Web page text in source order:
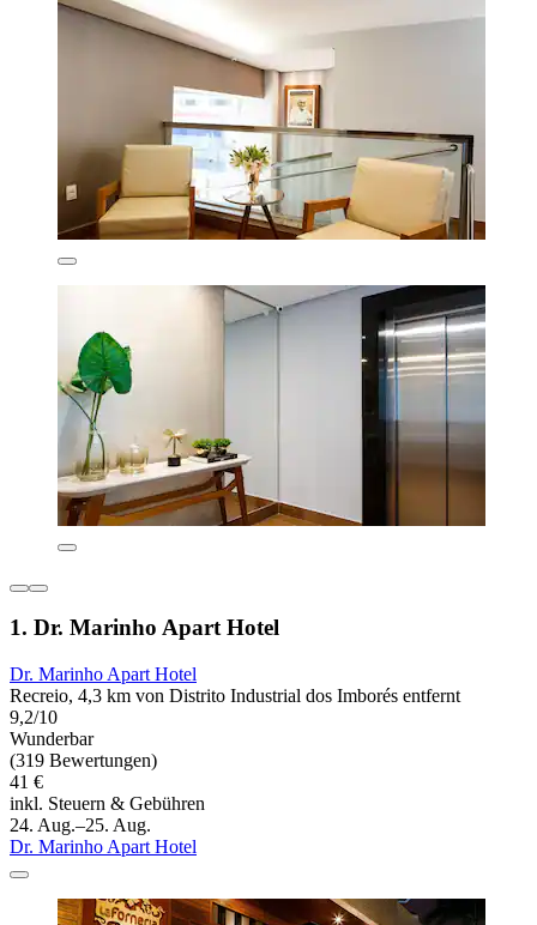
1. Dr. Marinho Apart Hotel
Dr. Marinho Apart Hotel
Recreio, 4,3 km von Distrito Industrial dos Imborés entfernt
9,2/10
Wunderbar
(319 Bewertungen)
41 €
inkl. Steuern & Gebühren
24. Aug.–25. Aug.
Dr. Marinho Apart Hotel